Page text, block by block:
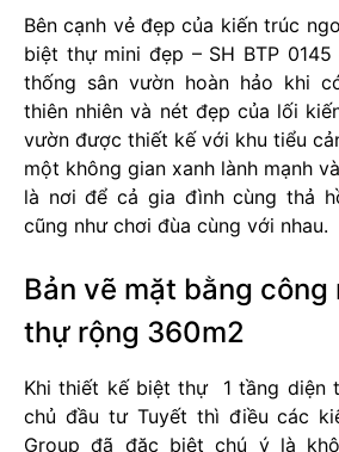
Bên cạnh vẻ đẹp của kiến trúc
biệt thự mini đẹp – SH BTP
thống sân vườn hoàn hảo khi
thiên nhiên và nét đẹp của lối
vườn được thiết kế với khu tiểu
một không gian xanh lành mạnh
là nơi để cả gia đình cùng thả
cũng như chơi đùa cùng với nhau.
Bản vẽ mặt bằng công
thự rộng 360m2
Khi thiết kế biệt thự 1 tầng diện
chủ đầu tư Tuyết thì điều các
Group đã đặc biệt chú ý là